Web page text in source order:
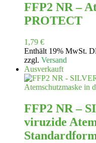
FFP2 NR –
PROTECT
1,79 €
Enthält 19% MwSt.
zzgl. Versand
Ausverkauft
FFP2 NR –
viruzide